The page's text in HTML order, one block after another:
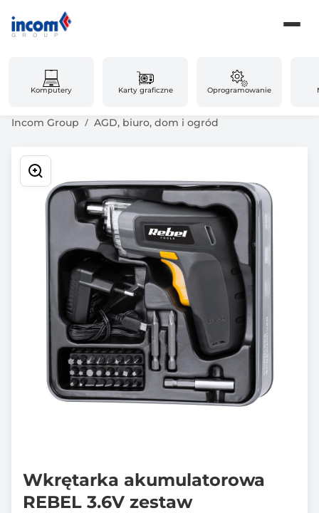
Komputery Karty graficzne Oprogramowanie
Incom Group AGD, biuro, dom i ogród
Wkrętarka akumulatorowa
REBEL 3.6V zestaw